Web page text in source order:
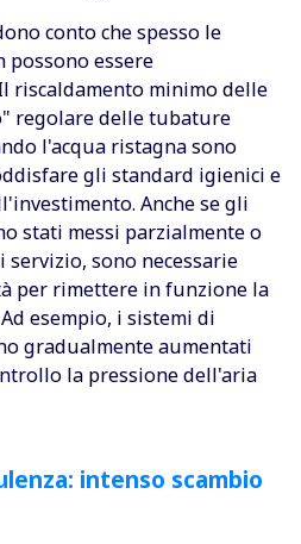
conto che spesso le
possono essere
riscaldamento minimo delle
regolare delle tubature
l'acqua ristagna sono
gli standard igienici e
Anche se gli
stati messi parzialmente o
sono necessarie
per rimettere in funzione la
esempio, i sistemi di
gradualmente aumentati
la pressione dell'aria
intenso scambio